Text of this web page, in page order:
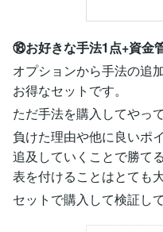
⑱お好きな手法1点+資金
オプションから手法の追
お得なセットです。
ただ手法を購入してやっ
負けた理由や他に良いポ
追及していくことで勝て
表を付けることはとても
セットで購入して検証し